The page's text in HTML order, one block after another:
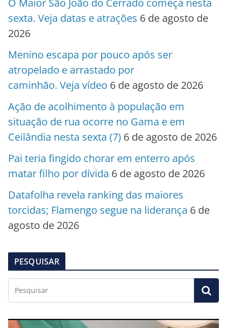
O Maior São João do Cerrado começa nesta
sexta. Veja datas e atrações 6 de agosto de
2026
Menino escapa por pouco após ser
atropelado e arrastado por
caminhão. Veja vídeo 6 de agosto de 2026
Ação de acolhimento à população em
situação de rua ocorre no Gama e em
Ceilândia nesta sexta (7) 6 de agosto de 2026
Pai teria fingido chorar em enterro após
matar filho por dívida 6 de agosto de 2026
Datafolha revela ranking das maiores
torcidas; Flamengo segue na liderança 6 de
agosto de 2026
PESQUISAR